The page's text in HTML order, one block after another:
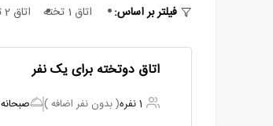
فیلتر بر اساس: اتاق 1 تخته اتاق 2 تخته
اتاق دوتخته برای یک نفر
1 نفره ( بدون نفر اضافه ) صبحانه